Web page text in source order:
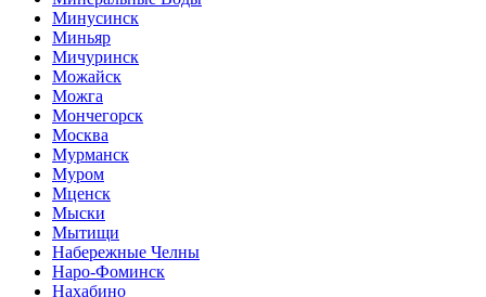
Минусинск
Миньяр
Мичуринск
Можайск
Можга
Мончегорск
Москва
Мурманск
Муром
Мценск
Мыски
Мытищи
Набережные Челны
Наро-Фоминск
Нахабино